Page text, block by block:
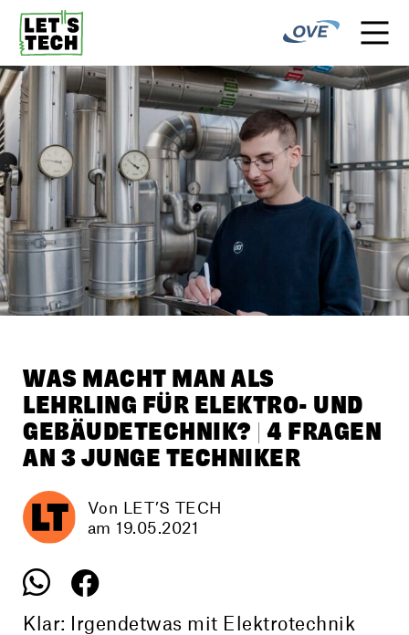
WAS MACHT MAN ALS
LEHRLING FÜR ELEKTRO- UND
GEBÄUDETECHNIK? | 4 FRAGEN
AN 3 JUNGE TECHNIKER
Von LET’S TECH
am 19.05.2021
Klar: Irgendetwas mit Elektro­technik